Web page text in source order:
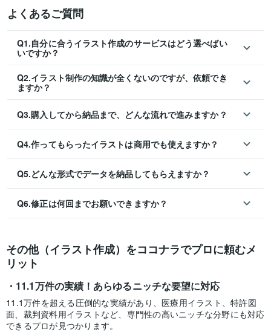
よくあるご質問
Q1.自分に合うイラスト作成のサービスはどう選べばい
いですか？
Q2.イラスト制作の知識が全くないのですが、依頼でき
ますか？
Q3.購入してから納品まで、どんな流れで進みますか？
Q4.作ってもらったイラストは商用でも使えますか？
Q5.どんな形式でデータを納品してもらえますか？
Q6.修正は何回までお願いできますか？
その他（イラスト作成）をココナラでプロに頼むメ
リット
11.1万件の実績！あらゆるニッチな要望に対応
11.1万件を超える圧倒的な実績があり、医療用イラスト、特許図
面、裁判資料用イラストなど、専門性の高いニッチな分野にも対応
できるプロが見つかります。